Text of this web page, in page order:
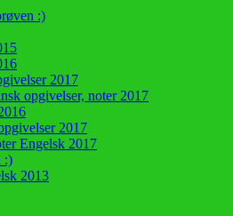
:)
2017
opgivelser, noter 2017
2017
Engelsk 2017
:)
2013